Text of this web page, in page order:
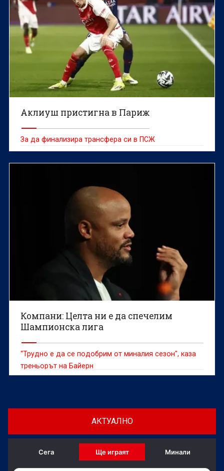
Аклиуш пристигна в Париж
За да финализира трансфера си в ПСЖ
Компани: Целта ни е да спечелим
Шампионска лига
“Трудно е да се подобрим от миналия сезон", каза
треньорът на Байерн
АКТУАЛНО
Сега Ще играят Минали